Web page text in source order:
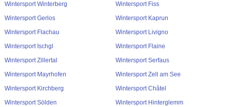
Wintersport Winterberg
Wintersport Gerlos
Wintersport Flachau
Wintersport Ischgl
Wintersport Zillertal
Wintersport Mayrhofen
Wintersport Kirchberg
Wintersport Sölden
Wintersport Fiss
Wintersport Kaprun
Wintersport Livigno
Wintersport Flaine
Wintersport Serfaus
Wintersport Zell am See
Wintersport Châtel
Wintersport Hinterglemm